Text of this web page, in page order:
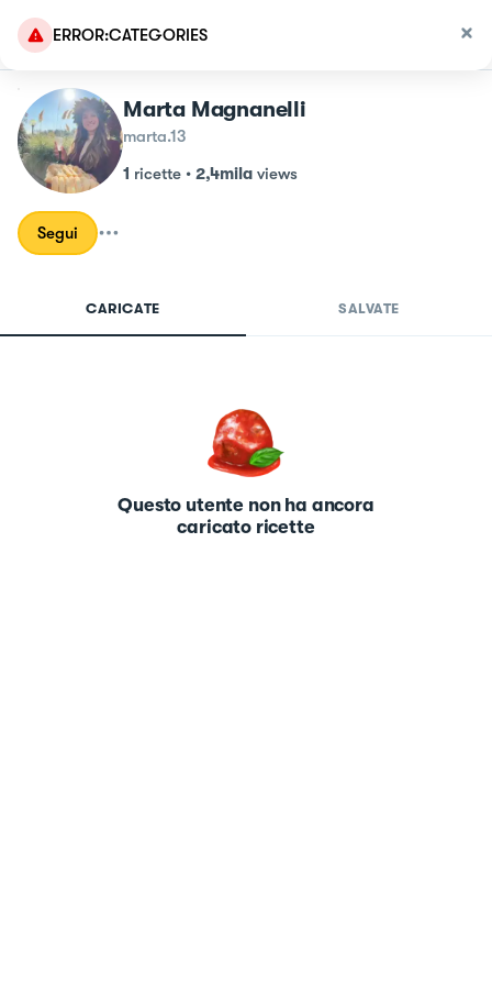
ERROR:CATEGORIES
Marta Magnanelli
marta.13
1 ricette • 2,4mila views
Segui
CARICATE SALVATE
Questo utente non ha ancora
caricato ricette